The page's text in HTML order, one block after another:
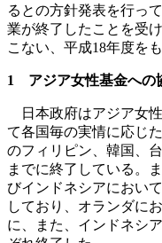
るとの方針発表を行っ
業が終了したことを受
こない、平成18年度を
1 アジア女性基金への
日本政府はアジア女
て各国毎の実情に応じ
のフィリピン、韓国、
までに終了している。
びインドネシアにおい
しており、オランダに
に、また、インドネシ